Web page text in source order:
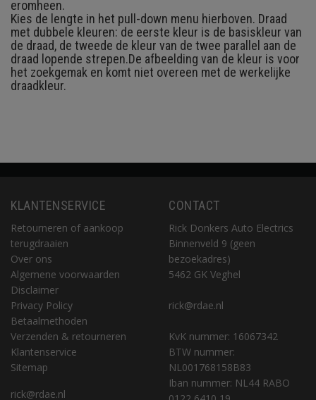
eromheen.
Kies de lengte in het pull-down menu hierboven. Draad
met dubbele kleuren: de eerste kleur is de basiskleur van
de draad, de tweede de kleur van de twee parallel aan de
draad lopende strepen.De afbeelding van de kleur is voor
het zoekgemak en komt niet overeen met de werkelijke
draadkleur.
KLANTENSERVICE
Retourneren of aankoop
terugdraaien
Over ons
Algemene voorwaarden
Disclaimer
Privacy Policy
Betaalmethoden
Verzenden & retourneren
Klantenservice
Sitemap
rick@rdae.nl
CONTACT
Rick Donkers Auto Electrics
Binnenveld 9 (geen
bezoekadres)
5462 GK Veghel
rick@rdae.nl
KvK nummer: 16067342
BTW nummer:
NL001768158B83
Iban nummer: NL44 RABO